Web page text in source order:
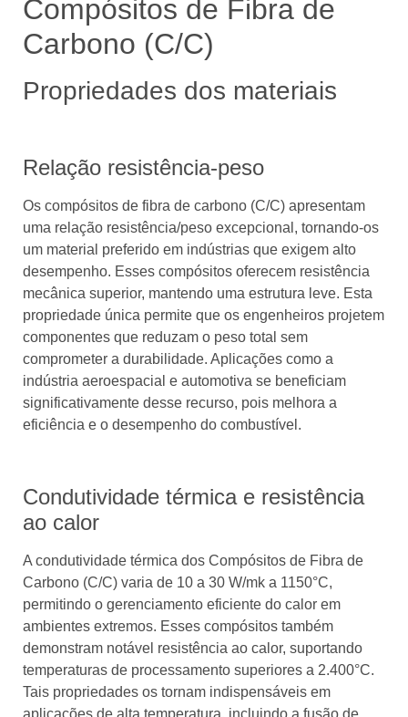
Compósitos de Fibra de
Carbono (C/C)
Propriedades dos materiais
Relação resistência-peso
Os compósitos de fibra de carbono (C/C) apresentam
uma relação resistência/peso excepcional, tornando-os
um material preferido em indústrias que exigem alto
desempenho. Esses compósitos oferecem resistência
mecânica superior, mantendo uma estrutura leve. Esta
propriedade única permite que os engenheiros projetem
componentes que reduzam o peso total sem
comprometer a durabilidade. Aplicações como a
indústria aeroespacial e automotiva se beneficiam
significativamente desse recurso, pois melhora a
eficiência e o desempenho do combustível.
Condutividade térmica e resistência
ao calor
A condutividade térmica dos Compósitos de Fibra de
Carbono (C/C) varia de 10 a 30 W/mk a 1150°C,
permitindo o gerenciamento eficiente do calor em
ambientes extremos. Esses compósitos também
demonstram notável resistência ao calor, suportando
temperaturas de processamento superiores a 2.400°C.
Tais propriedades os tornam indispensáveis ​​em
aplicações de alta temperatura, incluindo a fusão de